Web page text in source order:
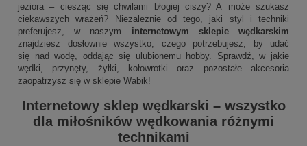
jeziora – ciesząc się chwilami błogiej ciszy? A może szukasz
ciekawszych wrażeń? Niezależnie od tego, jaki styl i techniki
preferujesz, w naszym internetowym sklepie wędkarskim
znajdziesz dosłownie wszystko, czego potrzebujesz, by udać
się nad wodę, oddając się ulubionemu hobby. Sprawdź, w jakie
wędki, przynęty, żyłki, kołowrotki oraz pozostałe akcesoria
zaopatrzysz się w sklepie Wabik!
Internetowy sklep wędkarski – wszystko
dla miłośników wędkowania różnymi
technikami